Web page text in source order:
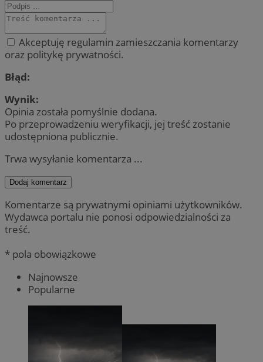
Akceptuję regulamin zamieszczania komentarzy
oraz politykę prywatności.
Błąd:
Wynik:
Opinia została pomyślnie dodana.
Po przeprowadzeniu weryfikacji, jej treść zostanie
udostępniona publicznie.
Trwa wysyłanie komentarza ...
Dodaj komentarz
Komentarze są prywatnymi opiniami użytkowników.
Wydawca portalu nie ponosi odpowiedzialności za
treść.
* pola obowiązkowe
Najnowsze
Popularne